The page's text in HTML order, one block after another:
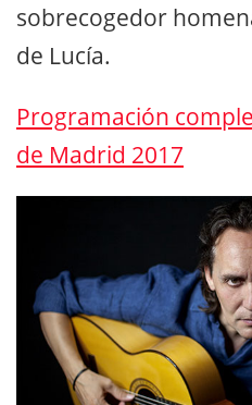
sobrecogedor
de Lucía.
Programación
de Madrid 2017